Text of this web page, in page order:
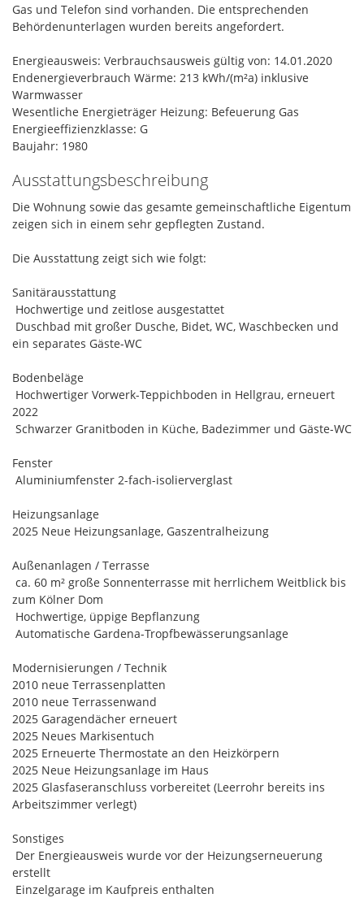
Gas und Telefon sind vorhanden. Die entsprechenden
Behördenunterlagen wurden bereits angefordert.
Energieausweis: Verbrauchsausweis gültig von: 14.01.2020
Endenergieverbrauch Wärme: 213 kWh/(m²a) inklusive
Warmwasser
Wesentliche Energieträger Heizung: Befeuerung Gas
Energieeffizienzklasse: G
Baujahr: 1980
Ausstattungsbeschreibung
Die Wohnung sowie das gesamte gemeinschaftliche Eigentum
zeigen sich in einem sehr gepflegten Zustand.
Die Ausstattung zeigt sich wie folgt:
Sanitärausstattung
 Hochwertige und zeitlose ausgestattet
 Duschbad mit großer Dusche, Bidet, WC, Waschbecken und
ein separates Gäste-WC
Bodenbeläge
 Hochwertiger Vorwerk-Teppichboden in Hellgrau, erneuert
2022
 Schwarzer Granitboden in Küche, Badezimmer und Gäste-WC
Fenster
 Aluminiumfenster 2-fach-isolierverglast
Heizungsanlage
2025 Neue Heizungsanlage, Gaszentralheizung
Außenanlagen / Terrasse
 ca. 60 m² große Sonnenterrasse mit herrlichem Weitblick bis
zum Kölner Dom
 Hochwertige, üppige Bepflanzung
 Automatische Gardena-Tropfbewässerungsanlage
Modernisierungen / Technik
2010 neue Terrassenplatten
2010 neue Terrassenwand
2025 Garagendächer erneuert
2025 Neues Markisentuch
2025 Erneuerte Thermostate an den Heizkörpern
2025 Neue Heizungsanlage im Haus
2025 Glasfaseranschluss vorbereitet (Leerrohr bereits ins
Arbeitszimmer verlegt)
Sonstiges
 Der Energieausweis wurde vor der Heizungserneuerung
erstellt
 Einzelgarage im Kaufpreis enthalten